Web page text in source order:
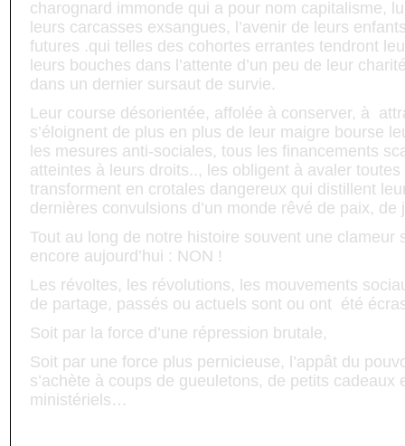
charognard immonde qui a pour nom capitalisme,
leurs carcasses exsangues, l’avenir de leurs
futures .qui telles des cohortes errantes tendront
leurs bouches dans l’attente d’un peu de leur
dans un dernier sursaut de survie.
Leur course désorientée, affolée à conserver, à
s’éloignent de plus en plus de leur maigre bourse
les mesures anti-sociales, tous les financements
atteintes à leurs droits.., les obligent à avaler
transforment en crotales dangereux qui distillent
dernières convulsions d’un monde rêvé de paix,
Tout au long de notre histoire souvent une clameur
encore aujourd’hui : NON !
Les révoltes, les révolutions, les mouvements
de partage, passés ou actuels sont ou ont été
Soit par la force d’une répression brutale,
Soit par une force plus pernicieuse, l’appât du
s’achète à coups de gueuletons, de petits cadeaux
ministériels…